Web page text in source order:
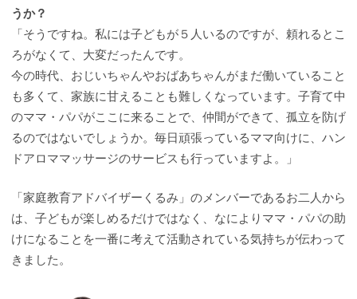
うか？
「そうですね。私には子どもが５人いるのですが、頼れるとこ
ろがなくて、大変だったんです。
今の時代、おじいちゃんやおばあちゃんがまだ働いていること
も多くて、家族に甘えることも難しくなっています。子育て中
のママ・パパがここに来ることで、仲間ができて、孤立を防げ
るのではないでしょうか。毎日頑張っているママ向けに、ハン
ドアロママッサージのサービスも行っていますよ。」
「家庭教育アドバイザーくるみ」のメンバーであるお二人から
は、子どもが楽しめるだけではなく、なによりママ・パパの助
けになることを一番に考えて活動されている気持ちが伝わって
きました。